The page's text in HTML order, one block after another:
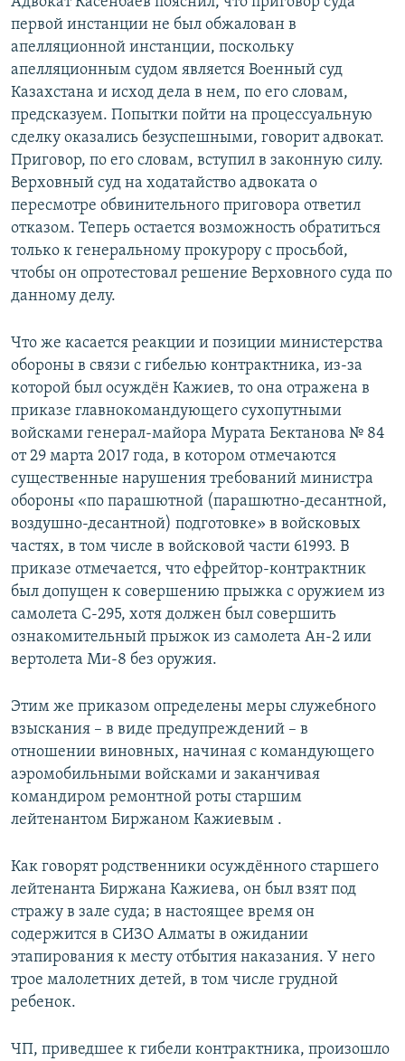
первой инстанции не был обжалован в
апелляционной инстанции, поскольку
апелляционным судом является Военный суд
Казахстана и исход дела в нем, по его словам,
предсказуем. Попытки пойти на процессуальную
сделку оказались безуспешными, говорит адвокат.
Приговор, по его словам, вступил в законную силу.
Верховный суд на ходатайство адвоката о
пересмотре обвинительного приговора ответил
отказом. Теперь остается возможность обратиться
только к генеральному прокурору с просьбой,
чтобы он опротестовал решение Верховного суда по
данному делу.
Что же касается реакции и позиции министерства
обороны в связи с гибелью контрактника, из-за
которой был осуждён Кажиев, то она отражена в
приказе главнокомандующего сухопутными
войсками генерал-майора Мурата Бектанова № 84
от 29 марта 2017 года, в котором отмечаются
существенные нарушения требований министра
обороны «по парашютной (парашютно-десантной,
воздушно-десантной) подготовке» в войсковых
частях, в том числе в войсковой части 61993. В
приказе отмечается, что ефрейтор-контрактник
был допущен к совершению прыжка с оружием из
самолета С-295, хотя должен был совершить
ознакомительный прыжок из самолета Ан-2 или
вертолета Ми-8 без оружия.
Этим же приказом определены меры служебного
взыскания – в виде предупреждений – в
отношении виновных, начиная с командующего
аэромобильными войсками и заканчивая
командиром ремонтной роты старшим
лейтенантом Биржаном Кажиевым .
Как говорят родственники осуждённого старшего
лейтенанта Биржана Кажиева, он был взят под
стражу в зале суда; в настоящее время он
содержится в СИЗО Алматы в ожидании
этапирования к месту отбытия наказания. У него
трое малолетних детей, в том числе грудной
ребенок.
ЧП, приведшее к гибели контрактника, произошло